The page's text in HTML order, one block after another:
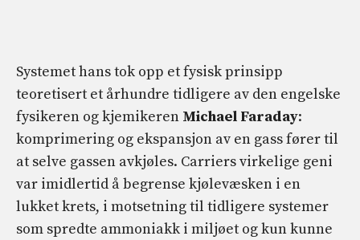
Systemet hans tok opp et fysisk prinsipp
teoretisert et århundre tidligere av den engelske
fysikeren og kjemikeren Michael Faraday:
komprimering og ekspansjon av en gass fører til
at selve gassen avkjøles. Carriers virkelige geni
var imidlertid å begrense kjølevæsken i en
lukket krets, i motsetning til tidligere systemer
som spredte ammoniakk i miljøet og kun kunne